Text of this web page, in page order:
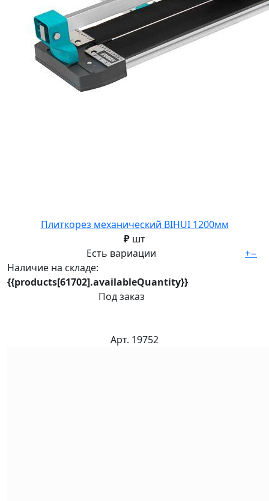
Плиткорез механический BIHUI 1200мм
₽ шт
Есть вариации
Наличие на складе:
{{products[61702].availableQuantity}}
Под заказ
+−
Арт. 19752